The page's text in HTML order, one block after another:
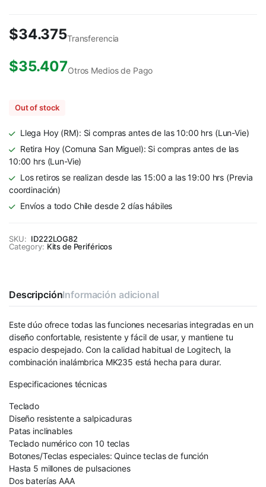
$34.375Transferencia
$35.407Otros Medios de Pago
Out of stock
Llega Hoy (RM): Si compras antes de las 10:00 hrs (Lun-Vie)
Retira Hoy (Comuna San Miguel): Si compras antes de las
10:00 hrs (Lun-Vie)
Los retiros se realizan desde las 15:00 a las 19:00 hrs (Previa
coordinación)
Envíos a todo Chile desde 2 días hábiles
SKU: ID222LOG82
Category: Kits de Periféricos
DescripciónInformación adicional
Este dúo ofrece todas las funciones necesarias integradas en un
diseño confortable, resistente y fácil de usar, y mantiene tu
espacio despejado. Con la calidad habitual de Logitech, la
combinación inalámbrica MK235 está hecha para durar.
Especificaciones técnicas
Teclado
Diseño resistente a salpicaduras
Patas inclinables
Teclado numérico con 10 teclas
Botones/Teclas especiales: Quince teclas de función
Hasta 5 millones de pulsaciones
Dos baterías AAA